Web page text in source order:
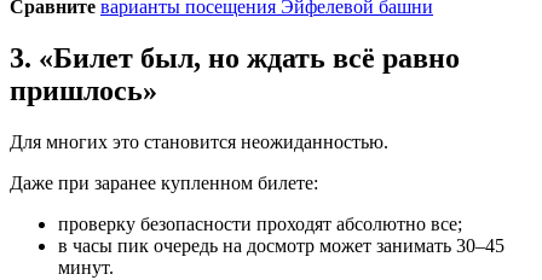
Сравните варианты посещения Эйфелевой башни
3. «Билет был, но ждать всё равно
пришлось»
Для многих это становится неожиданностью.
Даже при заранее купленном билете:
проверку безопасности проходят абсолютно все;
в часы пик очередь на досмотр может занимать 30–45
минут.